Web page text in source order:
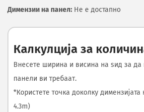
Димензии на панел: Не е достапно
Калкулција за
Внесете ширина и висина на ѕид за
панели ви требаат.
*Користете точка доколку
4.3m)